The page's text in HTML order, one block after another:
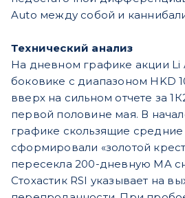
Auto между собой и
Технический анализ
На дневном графике акции Li
боковике с диапазоном HKD
вверх на сильном отчете за
первой половине мая. В
графике скользящие средние
сформировали «золотой
пересекла 200-дневную MA
Стохастик RSI указывает на